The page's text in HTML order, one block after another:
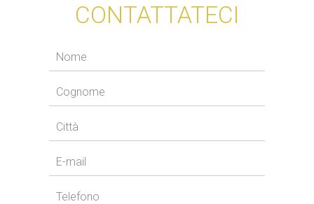
CONTATTATECI